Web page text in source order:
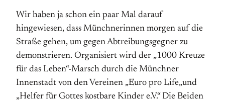
Wir haben ja schon ein paar Mal darauf
hingewiesen, dass Münchnerinnen morgen auf die
Straße gehen, um gegen Abtreibungsgegner zu
demonstrieren. Organisiert wird der „1000 Kreuze
für das Leben“-Marsch durch die Münchner
Innenstadt von den Vereinen „Euro pro Life„und
„Helfer für Gottes kostbare Kinder e.V.“ Die Beiden